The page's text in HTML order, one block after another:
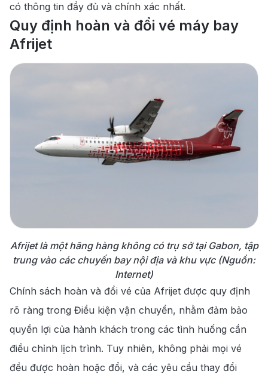
có thông tin đầy đủ và chính xác nhất.
Quy định hoàn và đổi vé máy bay
Afrijet
Afrijet là một hãng hàng không có trụ sở tại Gabon, tập
trung vào các chuyến bay nội địa và khu vực (Nguồn:
Internet)
Chính sách hoàn và đổi vé của Afrijet được quy định
rõ ràng trong Điều kiện vận chuyển, nhằm đảm bảo
quyền lợi của hành khách trong các tình huống cần
điều chỉnh lịch trình. Tuy nhiên, không phải mọi vé
đều được hoàn hoặc đổi, và các yêu cầu thay đổi